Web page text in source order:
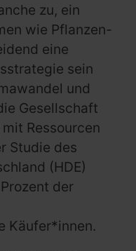
zu, ein
wie Pflanzen-
eine
sein
und
Gesellschaft
Ressourcen
Studie des
(HDE)
der
Käufer*innen.